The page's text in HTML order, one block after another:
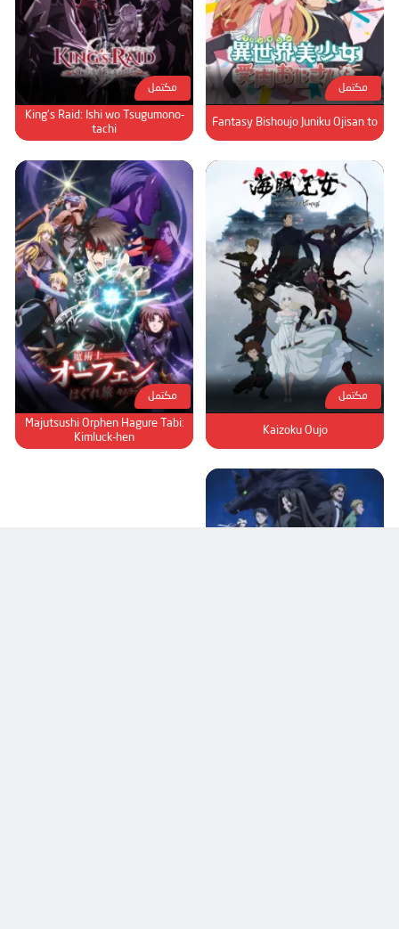
مكتمل
Fantasy Bishoujo Juniku Ojisan to
مكتمل
King's Raid: Ishi wo Tsugumono-
tachi
مكتمل
Kaizoku Oujo
مكتمل
Majutsushi Orphen Hagure Tabi:
Kimluck-hen